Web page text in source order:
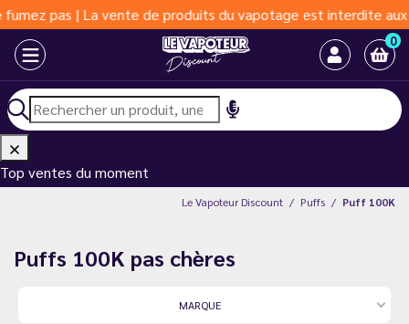
vente de produits du vapotage est interdite aux moins de
0
Top ventes du moment
Le Vapoteur Discount Puffs Puff 100K
Puffs 100K pas chères
MARQUE